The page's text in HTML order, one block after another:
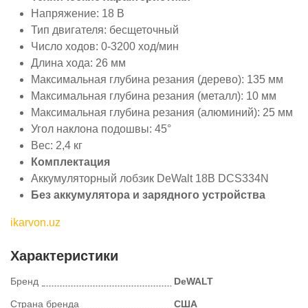
Напряжение: 18 В
Тип двигателя: бесщеточный
Число ходов: 0-3200 ход/мин
Длина хода: 26 мм
Максимальная глубина резания (дерево): 135 мм
Максимальная глубина резания (металл): 10 мм
Максимальная глубина резания (алюминий): 25 мм
Угол наклона подошвы: 45°
Вес: 2,4 кг
Комплектация
Аккумуляторный лобзик DeWalt 18В DCS334N
Без аккумулятора и зарядного устройства
ikarvon.uz
Характеристики
Бренд DeWALT
Страна бренда США